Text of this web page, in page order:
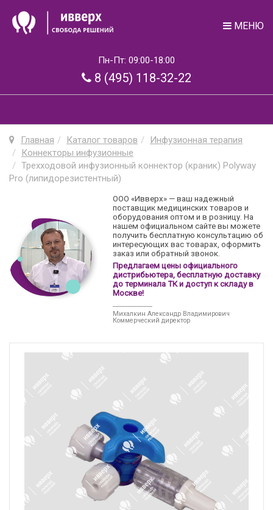
МЕНЮ
Пн-Пт: 09:00-18:00
8 (495) 118-32-22
Главная Каталог товаров
Инфузионная терапия
Коннекторы инфузионные
Трехходовой инфузионный коннектор (краник) Polyway
Pro (липидорезистентный)
ООО «Ивверх» — ваш надежный
поставщик медицинских товаров и
оборудования оптом и в розницу. На
нашем официальном сайте вы можете
получить бесплатную консультацию об
интересующих вас товарах, оформить
заказ или обратный звонок.
Предлагаем цены официального
дистрибьютера, бесплатную доставку
до терминала ТК и доступ к складу в
Москве!
Михалкин Александр Владимирович
Коммерческий директор